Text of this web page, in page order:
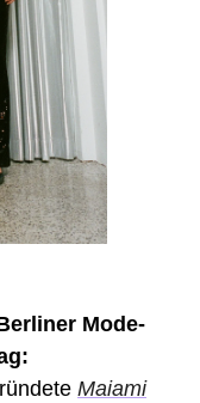
Mode-
Maiami